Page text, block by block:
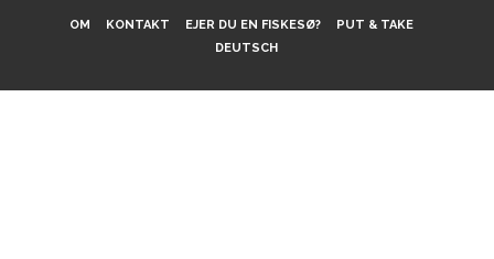
OM KONTAKT EJER DU EN FISKESØ?
PUT & TAKE
DEUTSCH